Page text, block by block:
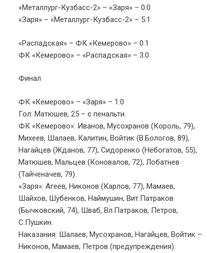
«Металлург-Кузбасс-2» – «Заря» – 0:0
«Заря» – «Металлург-Кузбасс-2» – 5:1
«Распадская» – ФК «Кемерово» – 0:1
ФК «Кемерово» – «Распадская» – 3:0
Финал
ФК «Кемерово» – «Заря» – 1:0
Гол: Матюшев, 25 – с пенальти.
ФК «Кемерово»: Иванов, Мусохранов (Король, 79),
Михеев, Шалаев, Калитин, Войтик (В.Бологов, 89),
Нагайцев (Жданов, 77), Сидоренко (Небогатов, 55),
Матюшев, Мальцев (Коновалов, 72), Лобатнев
(Тайченачев, 79).
«Заря»: Агеев, Никонов (Карлов, 77), Мамаев,
Шайхов, Шубенков, Наймушин, Вит.Патраков
(Бычковский, 74), Шваб, Вл.Патраков, Петров,
С.Пушкин.
Наказания: Шалаев, Мусохранов, Нагайцев, Войтик –
Никонов, Мамаев, Петров (предупреждения).